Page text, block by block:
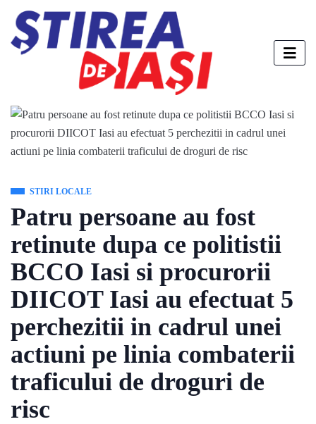
STIRI LOCALE
Patru persoane au fost
retinute dupa ce politistii
BCCO Iasi si procurorii
DIICOT Iasi au efectuat 5
perchezitii in cadrul unei
actiuni pe linia combaterii
traficului de droguri de
risc